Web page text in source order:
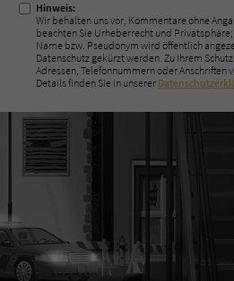
Hinweis:
Wir behalten uns vor, Kommentare ohne
beachten Sie Urheberrecht und
Name bzw. Pseudonym wird öffentlich
Datenschutz gekürzt werden. Zu Ihrem
Adressen, Telefonnummern oder Anschriften
Details finden Sie in unserer